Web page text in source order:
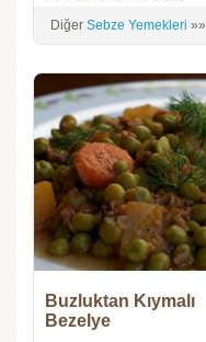
Diğer Sebze Yemekleri »»
Buzluktan Kıymalı
Bezelye